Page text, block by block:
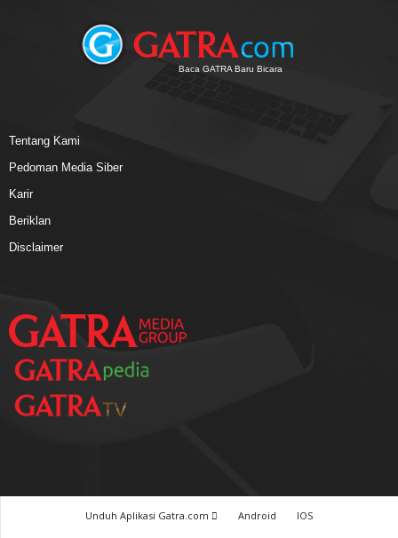
Baca GATRA Baru Bicara
Tentang Kami
Pedoman Media Siber
Karir
Beriklan
Disclaimer
Unduh Aplikasi Gatra.com Android
IOS